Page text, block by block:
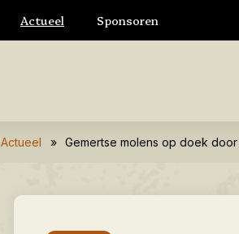
Actueel Sponsoren
Actueel » Gemertse molens op doek